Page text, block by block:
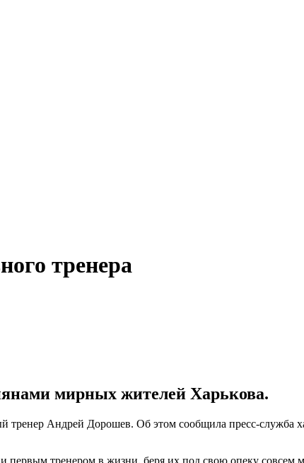
тренера
мирных жителей Харькова.
тренер Андрей Дорошев. Об этом сообщила пресс-служба
тренером в жизни, беря их под свою опеку совсем